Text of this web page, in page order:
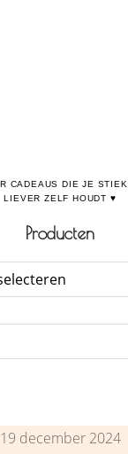
Producten
19 december 2024